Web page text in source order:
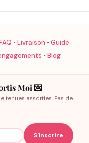
FAQ • Livraison • Guide
• Blog
Moi 💌
tenues assorties. Pas de